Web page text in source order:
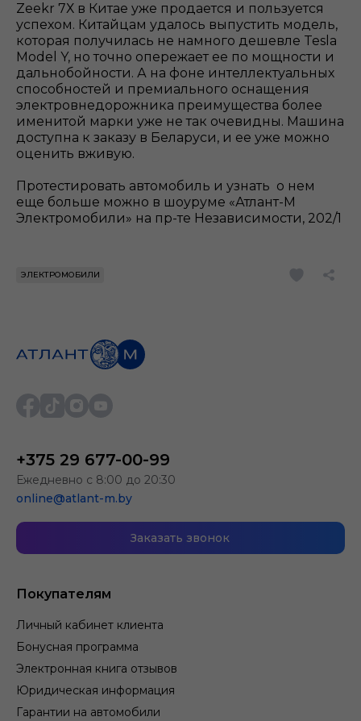
Zeekr 7Х в Китае уже продается и пользуется
успехом. Китайцам удалось выпустить модель,
которая получилась не намного дешевле Tesla
Model Y, но точно опережает ее по мощности и
дальнобойности. А на фоне интеллектуальных
способностей и премиального оснащения
электровнедорожника преимущества более
именитой марки уже не так очевидны. Машина
доступна к заказу в Беларуси, и ее уже можно
оценить вживую.
Протестировать автомобиль и узнать о нем
еще больше можно в шоуруме «Атлант-М
Электромобили» на пр-те Независимости, 202/1
ЭЛЕКТРОМОБИЛИ
Покупателям
Личный кабинет клиента
Бонусная программа
Электронная книга отзывов
Юридическая информация
Гарантии на автомобили
+375 29 677-00-99
Ежедневно с 8:00 до 20:30
online@atlant-m.by
Заказать звонок